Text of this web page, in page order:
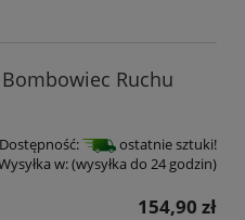
Ruchu
Dostępność:
ostatnie sztuki!
w:(wysyłka do 24 godzin)
154,90 zł